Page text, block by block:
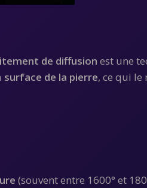
de diffusion est une
surface de la pierre, ce qui
(souvent entre 1600° et